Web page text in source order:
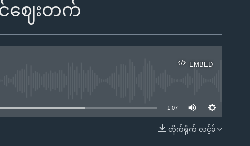
င်ဈေးတက်
EMBED
EMBED
1:07
တိုက်ရိုက် လင့်ခ်